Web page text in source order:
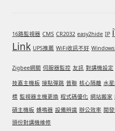
16路監視器 CMS CR2032 easy2hide IP
Link UPS推薦 WiFi收訊不好 Windows
Zigbee網關 伺服器監控 友訊 對講機設定
技嘉主機板 接點彈跳 普聯 核心隔離 水
標 監視器主機更換 程式碼優化 網站搬家
碩主機板 蜂鳴器 設備辨識 辦公效率 開
頭份對講機維修